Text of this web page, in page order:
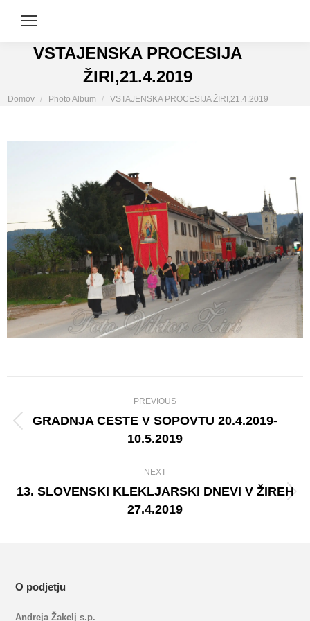
VSTAJENSKA PROCESIJA
ŽIRI,21.4.2019
You are here:
Domov Photo Album VSTAJENSKA PROCESIJA ŽIRI,21.4.2019
navigation
PREVIOUS
Previous
album:
GRADNJA CESTE V SOPOVTU 20.4.2019-
10.5.2019
NEXT
Next
album:
13. SLOVENSKI KLEKLJARSKI DNEVI V ŽIREH
27.4.2019
O podjetju
Andreja Žakelj s.p.